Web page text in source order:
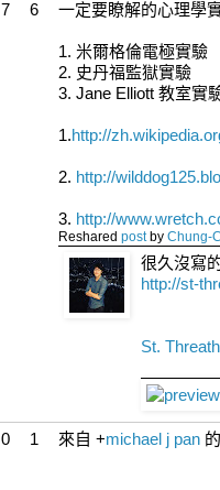
7 6 一定要瞭解的心理學
1. 米爾格倫電極實驗
2. 史丹福監獄實驗
3. Jane Elliott 教室實
1.http://
2. http://
3. http://
Reshared postby Chung-
很久沒寫
http://st-
St.
0 1 來自 +michael j pan